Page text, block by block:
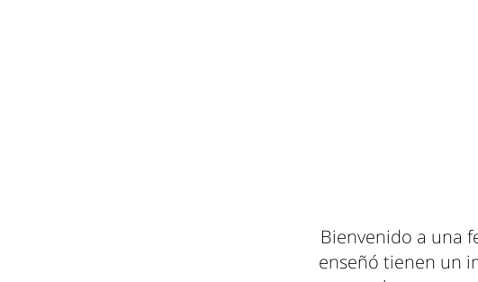
Bienvenido a una
enseñó tienen un